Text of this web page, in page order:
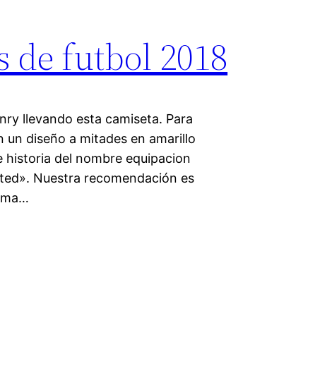
de futbol 2018
llevando esta camiseta. Para
diseño a mitades en amarillo
historia del nombre equipacion
Nuestra recomendación es